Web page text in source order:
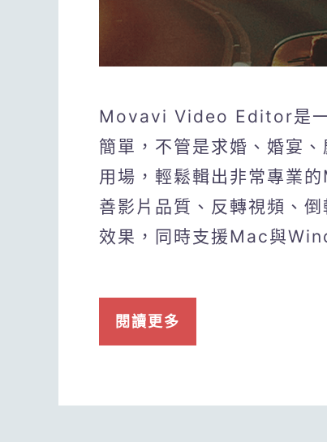
Movavi Video Editor是一
簡單，不管是求婚、婚宴
用場，輕鬆輯出非常專業
善影片品質、反轉視頻、
效果，同時支援Mac與
閱讀更多